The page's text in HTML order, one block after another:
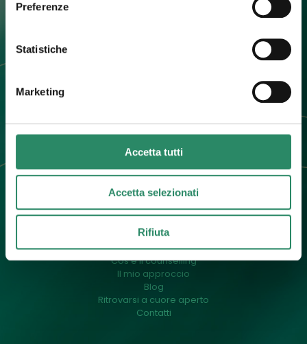
Preferenze
Statistiche
Marketing
Accetta tutti
Accetta selezionati
Rifiuta
Un pò di me
Cos’è il counselling
Il mio approccio
Blog
Ritrovarsi a cuore aperto
Contatti